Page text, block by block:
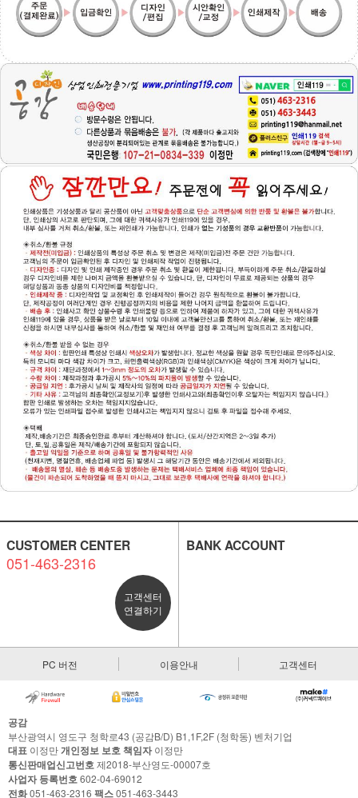
CUSTOMER CENTER
051-463-2316
고객센터
연결하기
BANK ACCOUNT
PC 버전 이용안내 고객센터
공감
부산광역시 영도구 청학로43 (공감B/D) B1,1F,2F (청학동) 벤처기업
대표 이정만개인정보 보호 책임자이정만
통신판매업신고번호제2018-부산영도-00007호
사업자 등록번호602-04-69012
전화051-463-2316 팩스051-463-3443